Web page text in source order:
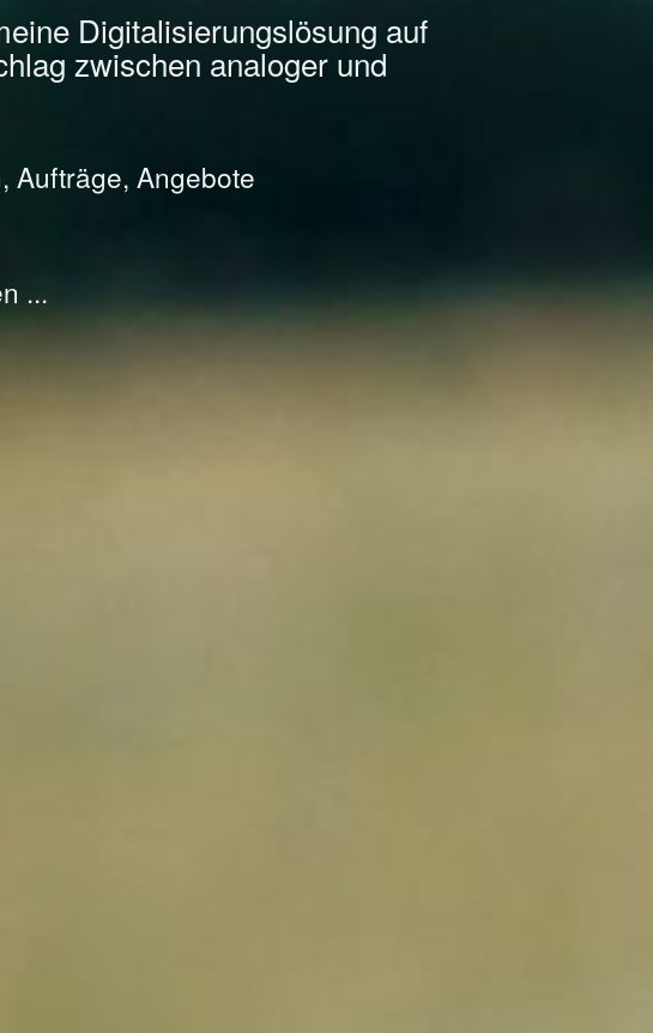
Digitalisierungslösung auf
zwischen analoger und
Aufträge, Angebote
...